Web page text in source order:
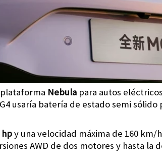
Nebula para autos
usaría batería de estado semi
hpy una velocidad máxima de 160 km/
AWD de dos motores y hasta la